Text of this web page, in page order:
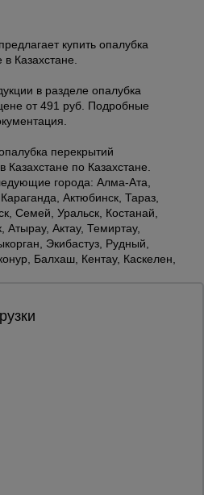
купить опалубка
Казахстане.
в разделе опалубка
от 491 руб. Подробные
перекрытий
Казахстане по Казахстане.
города: Алма-Ата,
Актюбинск, Тараз,
Семей, Уральск, Костанай,
Актау, Темиртау,
Экибастуз, Рудный,
Балхаш, Кентау, Каскелен,